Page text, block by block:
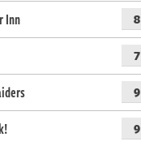
Inn
8
7
9
9